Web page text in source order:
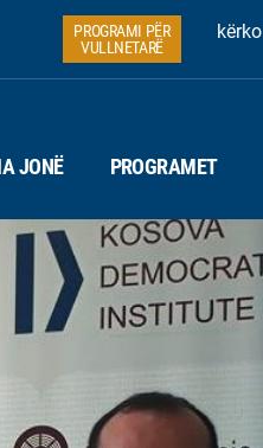
kërko
PROGRAMI PËR
VULLNETARË
JONË PROGRAMET